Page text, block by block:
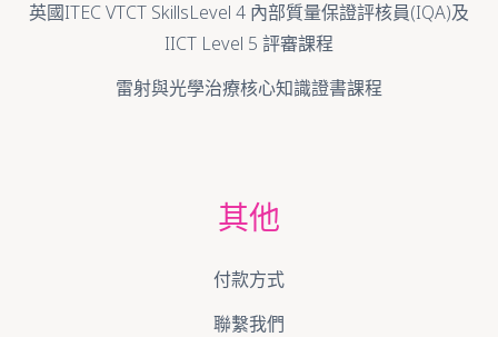
英國ITEC VTCT SkillsLevel 4 內部質量保證評核員(IQA)及
IICT Level 5 評審課程
雷射與光學治療核心知識證書課程
其他
付款方式
聯繫我們